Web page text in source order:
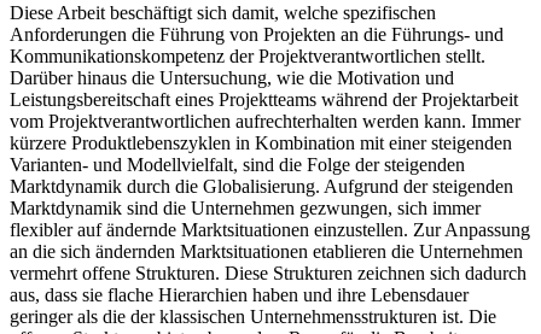
Diese Arbeit beschäftigt sich damit, welche spezifischen
Anforderungen die Führung von Projekten an die Führungs- und
Kommunikationskompetenz der Projektverantwortlichen stellt.
Darüber hinaus die Untersuchung, wie die Motivation und
Leistungsbereitschaft eines Projektteams während der Projektarbeit
vom Projektverantwortlichen aufrechterhalten werden kann. Immer
kürzere Produktlebenszyklen in Kombination mit einer steigenden
Varianten- und Modellvielfalt, sind die Folge der steigenden
Marktdynamik durch die Globalisierung. Aufgrund der steigenden
Marktdynamik sind die Unternehmen gezwungen, sich immer
flexibler auf ändernde Marktsituationen einzustellen. Zur Anpassung
an die sich ändernden Marktsituationen etablieren die Unternehmen
vermehrt offene Strukturen. Diese Strukturen zeichnen sich dadurch
aus, dass sie flache Hierarchien haben und ihre Lebensdauer
geringer als die der klassischen Unternehmensstrukturen ist. Die